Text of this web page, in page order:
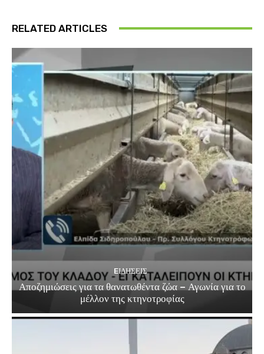
RELATED ARTICLES
EΙΔΗΣΕΙΣ
Αποζημιώσεις για τα θανατωθέντα ζώα – Αγωνία για το
μέλλον της κτηνοτροφίας